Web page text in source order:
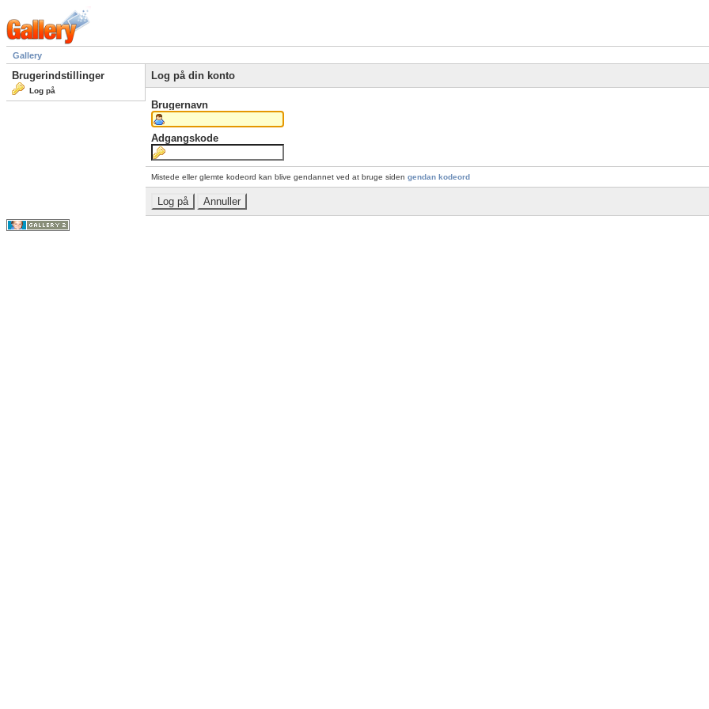
Gallery
Brugerindstillinger
Log på
Log på din konto
Brugernavn
Adgangskode
Mistede eller glemte kodeord kan blive gendannet ved at bruge siden gendan kodeord